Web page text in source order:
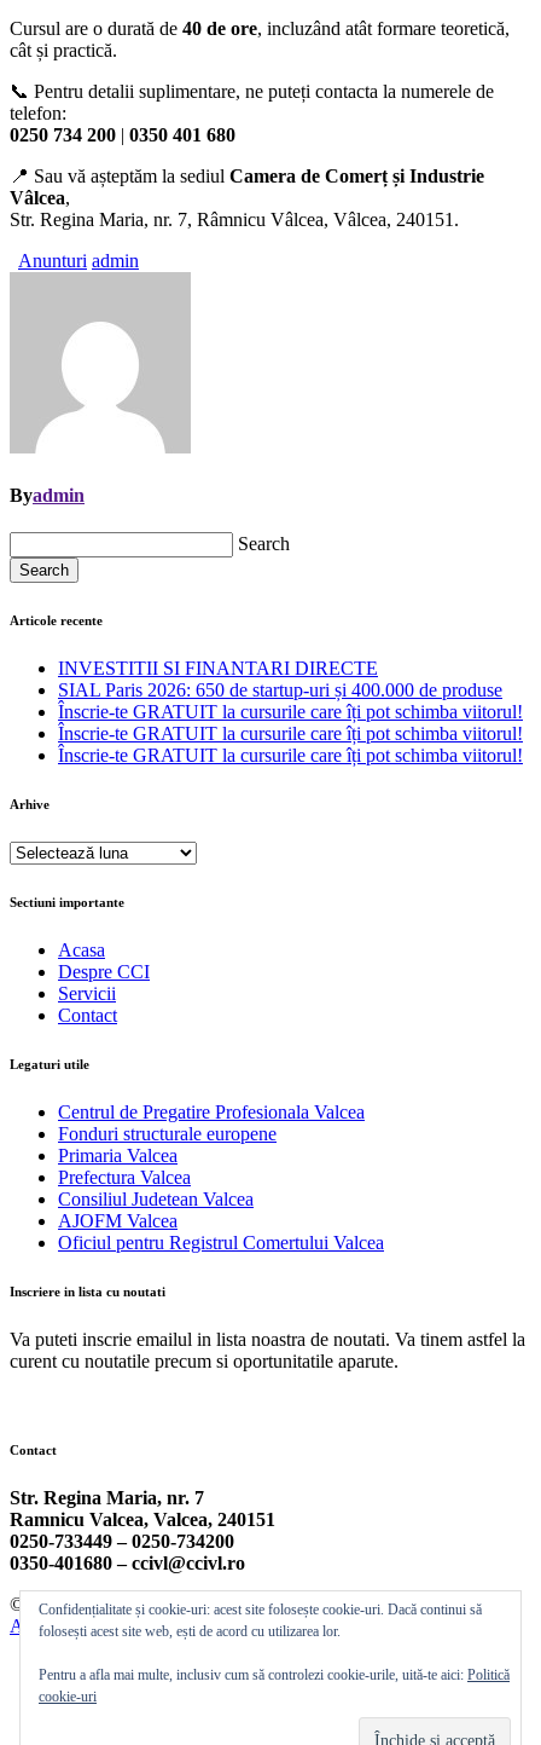
Cursul are o durată de 40 de ore, incluzând atât formare teoretică,
cât și practică.
📞 Pentru detalii suplimentare, ne puteți contacta la numerele de
telefon:
0250 734 200 | 0350 401 680
📍 Sau vă așteptăm la sediul Camera de Comerț și Industrie
Vâlcea,
Str. Regina Maria, nr. 7, Râmnicu Vâlcea, Vâlcea, 240151.
Anunturi admin
Byadmin
Search
Search
Articole recente
INVESTITII SI FINANTARI DIRECTE
SIAL Paris 2026: 650 de startup-uri și 400.000 de produse
Înscrie-te GRATUIT la cursurile care îți pot schimba viitorul!
Înscrie-te GRATUIT la cursurile care îți pot schimba viitorul!
Înscrie-te GRATUIT la cursurile care îți pot schimba viitorul!
Arhive
Arhive
Sectiuni importante
Acasa
Despre CCI
Servicii
Contact
Legaturi utile
Centrul de Pregatire Profesionala Valcea
Fonduri structurale europene
Primaria Valcea
Prefectura Valcea
Consiliul Judetean Valcea
AJOFM Valcea
Oficiul pentru Registrul Comertului Valcea
Inscriere in lista cu noutati
Va puteti inscrie emailul in lista noastra de noutati. Va tinem astfel la
curent cu noutatile precum si oportunitatile aparute.
Contact
Str. Regina Maria, nr. 7
Ramnicu Valcea, Valcea, 240151
0250-733449 –0250-734200
0350-401680 –ccivl@ccivl.ro
© 2026 Camera de Comert si Industrie Valcea | Theme byTheme
Ansar
Confidențialitate și cookie-uri: acest site folosește cookie-uri. Dacă continui să
folosești acest site web, ești de acord cu utilizarea lor.
Pentru a afla mai multe, inclusiv cum să controlezi cookie-urile, uită-te aici: Politică
cookie-uri